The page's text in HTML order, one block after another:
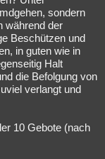
sondern
während der
Beschützen und
in guten wie in
Halt
die Befolgung von
verlangt und
10 Gebote (nach